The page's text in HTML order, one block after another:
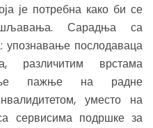
је потребна како би се
Сарадња са
упознавање послодаваца
различитим врстама
пажње на радне
уместо на
сервисима подршке за